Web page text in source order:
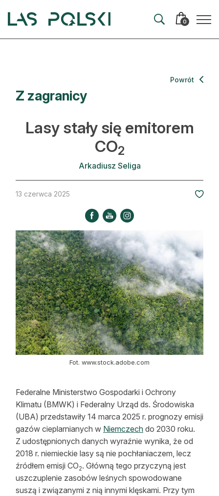
0
Artykuły
Hodowla lasu
Nowe technologie
Kultura i historia
Strefa eksperta
Auto do lasu
Dla drwala
Leśnik na zakupach
Z zagranicy
Edukacja
Lasy prywatne
O nas
100 lat „Lasu Polskiego”
Prenumerata
Reklama
Zostań autorem
Z zagranicy
Powrót
Lasy stały się emitorem
CO2
Arkadiusz Seliga
13 czerwca 2025
Fot. www.stock.adobe.com
Federalne Ministerstwo Gospodarki i Ochrony
Klimatu (BMWK) i Federalny Urząd ds. Środowiska
(UBA) przedstawiły 14 marca 2025 r. prognozy emisji
gazów cieplarnianych w Niemczech do 2030 roku.
Z udostępnionych danych wyraźnie wynika, że od
2018 r. niemieckie lasy są nie pochłaniaczem, lecz
źródłem emisji CO2. Główną tego przyczyną jest
uszczuplenie zasobów leśnych spowodowane
suszą i związanymi z nią innymi klęskami. Przy tym